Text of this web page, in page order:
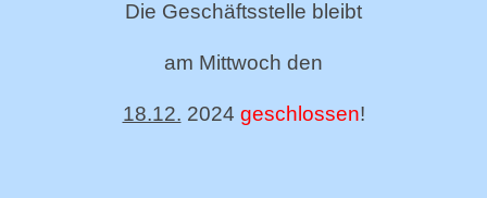
Die Geschäftsstelle bleibt
am Mittwoch den
18.12. 2024 geschlossen!